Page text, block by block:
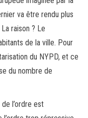
va être rendu plus
raison ? Le
de la ville. Pour
du NYPD, et ce
du nombre de
l’ordre est